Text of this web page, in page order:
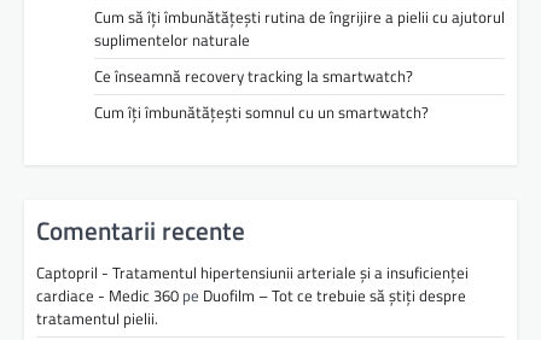
Cum să îți îmbunătățești rutina de îngrijire a pielii cu ajutorul
suplimentelor naturale
Ce înseamnă recovery tracking la smartwatch?
Cum îți îmbunătățești somnul cu un smartwatch?
Comentarii recente
Captopril - Tratamentul hipertensiunii arteriale și a insuficienței
cardiace - Medic 360 pe Duofilm – Tot ce trebuie să știți despre
tratamentul pielii.